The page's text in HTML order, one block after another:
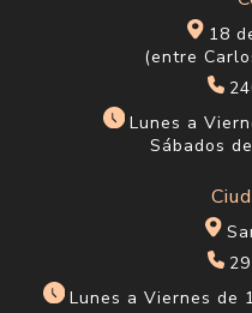
Kit de Cuidado para Bebe
Genial
$U 349